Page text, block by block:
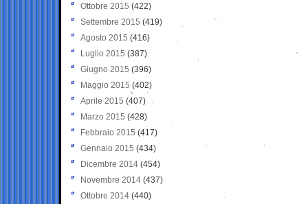
Ottobre 2015 (422)
Settembre 2015 (419)
Agosto 2015 (416)
Luglio 2015 (387)
Giugno 2015 (396)
Maggio 2015 (402)
Aprile 2015 (407)
Marzo 2015 (428)
Febbraio 2015 (417)
Gennaio 2015 (434)
Dicembre 2014 (454)
Novembre 2014 (437)
Ottobre 2014 (440)